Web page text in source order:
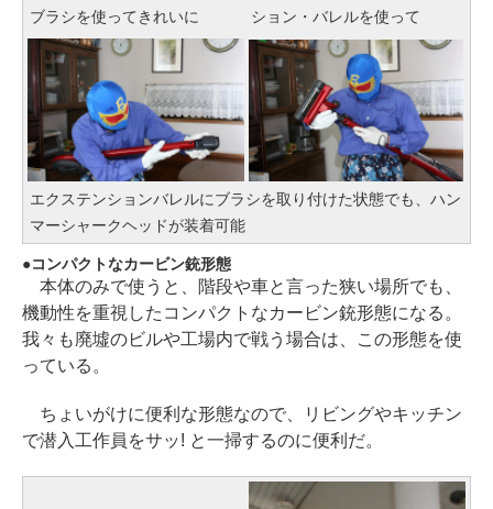
ブラシを使ってきれいに
ション・バレルを使って
エクステンションバレルにブラシを取り付けた状態でも、ハン
マーシャークヘッドが装着可能
コンパクトなカービン銃形態
本体のみで使うと、階段や車と言った狭い場所でも、
機動性を重視したコンパクトなカービン銃形態になる。
我々も廃墟のビルや工場内で戦う場合は、この形態を使
っている。
ちょいがけに便利な形態なので、リビングやキッチン
で潜入工作員をサッ! と一掃するのに便利だ。